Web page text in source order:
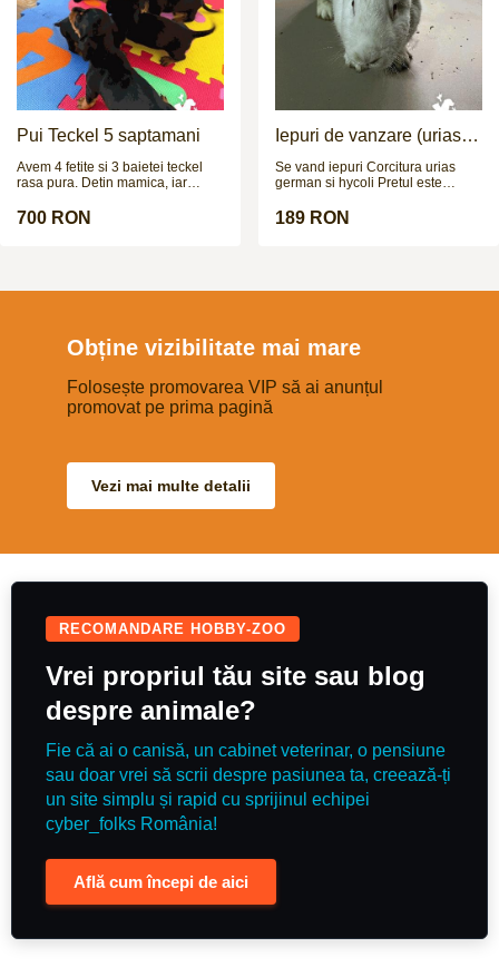
She’s lovely to hack out, alone
and with others. Super in heavy
traffic open spaces etc, a polite
type who is good in all ways.
She’s a lovely comfortable uphill
ride, really easy and kind. Equally
as sweet on the ground. A nice
someone to enjoy.
Pui Teckel 5 saptamani
Avem 4 fetite si 3 baietei teckel
rasa pura. Detin mamica, iar
cerere. Cateii sunt deparazitati
700 RON
Iepuri de vanzare (urias
Se vand iepuri Corcitura urias
german si hycoli Pretul este
189 RON
Obține vizibilitate mai mare
Folosește promovarea VIP să ai anunțul
promovat pe prima pagină
Vezi mai multe detalii
RECOMANDARE HOBBY-ZOO
Vrei propriul tău site sau blog
despre animale?
Fie că ai o canisă, un cabinet veterinar, o pensiune
sau doar vrei să scrii despre pasiunea ta, creează-ți
un site simplu și rapid cu sprijinul echipei
cyber_folks România!
Află cum începi de aici